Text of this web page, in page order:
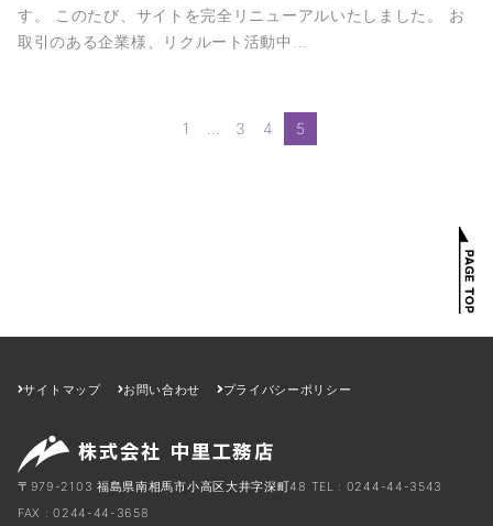
す。 このたび、サイトを完全リニューアルいたしました。 お
取引のある企業様、リクルート活動中...
1 3 4 5
サイトマップ お問い合わせ プライバシーポリシー
〒979-2103 福島県南相馬市小高区大井字深町48 TEL : 0244-44-3543
FAX : 0244-44-3658